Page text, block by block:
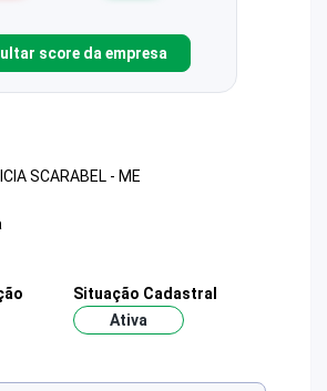
score da empresa
SCARABEL - ME
Situação Cadastral
Ativa